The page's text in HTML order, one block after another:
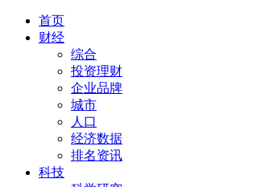
首页
财经
综合
投资理财
企业品牌
城市
人口
经济数据
排名资讯
科技